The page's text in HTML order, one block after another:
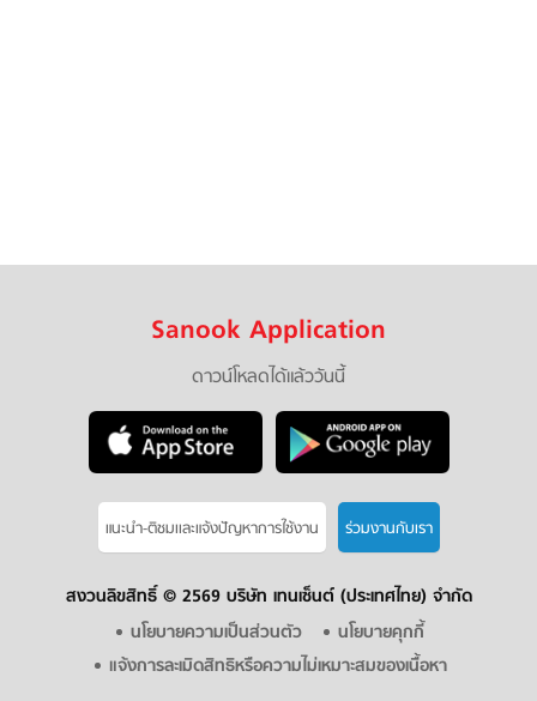
Sanook Application
ดาวน์โหลดได้แล้ววันนี้
แนะนำ-ติชมเเละแจ้งปัญหาการใช้งาน ร่วมงานกับเรา
สงวนลิขสิทธิ์ © 2569 บริษัท เทนเซ็นต์ (ประเทศไทย) จำกัด
นโยบายความเป็นส่วนตัว
นโยบายคุกกี้
แจ้งการละเมิดสิทธิหรือความไม่เหมาะสมของเนื้อหา